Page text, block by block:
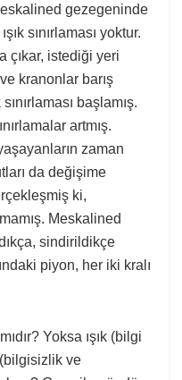
gezegeninde
sınırlaması yoktur.
çıkar, istediği yeri
kranonlar barış
başlamış.
artmış.
zaman
da değişime
ki,
Meskalined
sindirildikçe
piyon, her iki kralı
Yoksa ışık (bilgi
(bilgisizlik ve